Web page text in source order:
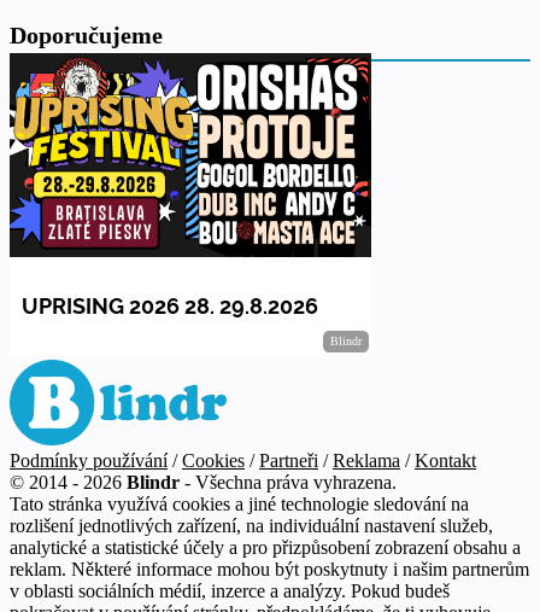
Doporučujeme
Podmínky používání / Cookies / Partneři / Reklama / Kontakt
© 2014 - 2026 Blindr - Všechna práva vyhrazena.
Tato stránka využívá cookies a jiné technologie sledování na
rozlišení jednotlivých zařízení, na individuální nastavení služeb,
analytické a statistické účely a pro přizpůsobení zobrazení obsahu a
reklam. Některé informace mohou být poskytnuty i našim partnerům
v oblasti sociálních médií, inzerce a analýzy. Pokud budeš